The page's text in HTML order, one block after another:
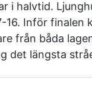
i halvtid.
16. Inför finalen
från båda
det längsta